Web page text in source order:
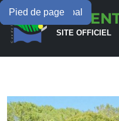
Menu principal
Contenu principal
Pied de page
SITE OFFICIEL